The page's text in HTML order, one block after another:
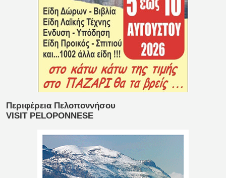
Περιφέρεια Πελοποννήσου
VISIT PELOPONNESE